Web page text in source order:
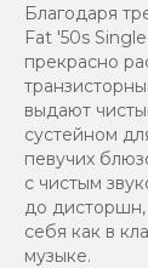
Благодаря
Fat '50s
прекрасно
выдают
сустейном
певучих
с чистым
до
себя как в
музыке.